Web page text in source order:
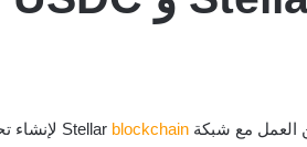
blockchain